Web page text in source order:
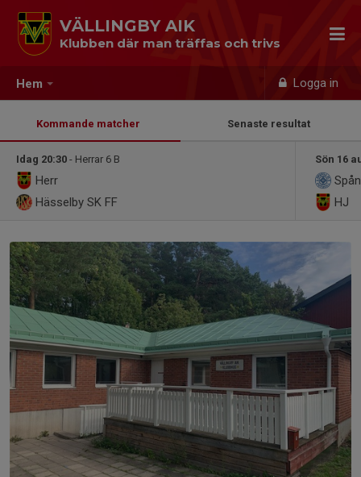
Hem Logga in
VÄLLINGBY AIK
Klubben där man träffas och trivs
Kommande matcher Senaste resultat
Idag 20:30 - Herrar 6 B
Herr
Hässelby SK FF
Sön 16
HJ